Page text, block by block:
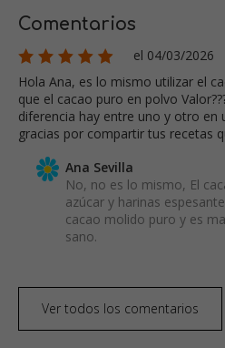
Comentarios
el 04/03/2026
Hola Ana, es lo mismo utilizar el
que el cacao puro en polvo
diferencia hay entre uno y otro en
gracias por compartir tus recetas
Ana Sevilla
No, no es lo mismo, El
azúcar y harinas
cacao molido puro y es
sano.
Ver todos los comentarios